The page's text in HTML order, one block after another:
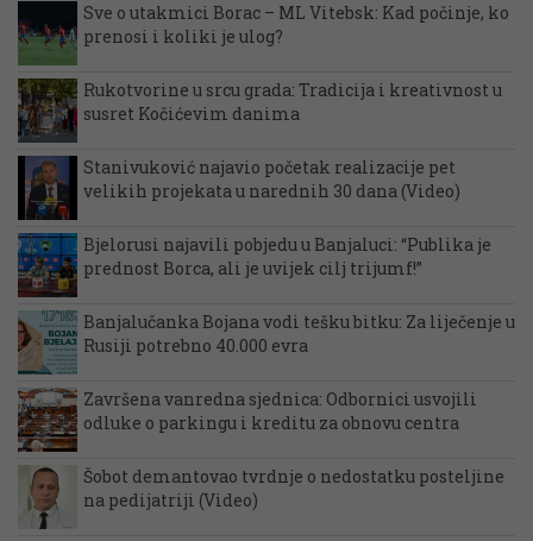
Sve o utakmici Borac – ML Vitebsk: Kad počinje, ko
prenosi i koliki je ulog?
Rukotvorine u srcu grada: Tradicija i kreativnost u
susret Kočićevim danima
Stanivuković najavio početak realizacije pet
velikih projekata u narednih 30 dana (Video)
Bjelorusi najavili pobjedu u Banjaluci: “Publika je
prednost Borca, ali je uvijek cilj trijumf!”
Banjalučanka Bojana vodi tešku bitku: Za liječenje u
Rusiji potrebno 40.000 evra
Završena vanredna sjednica: Odbornici usvojili
odluke o parkingu i kreditu za obnovu centra
Šobot demantovao tvrdnje o nedostatku posteljine
na pedijatriji (Video)